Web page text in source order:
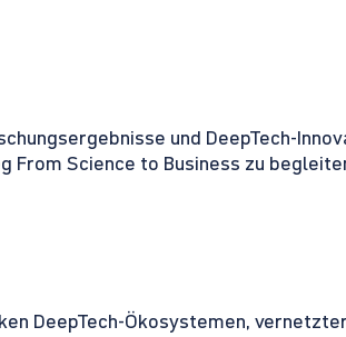
und DeepTech-
From Science to Business zu
DeepTech-Ökosystemen,